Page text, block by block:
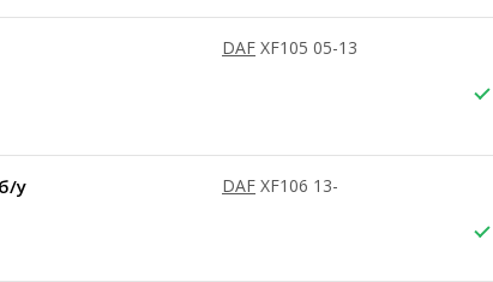
DAF XF105 05-13
у
DAF XF106 13-